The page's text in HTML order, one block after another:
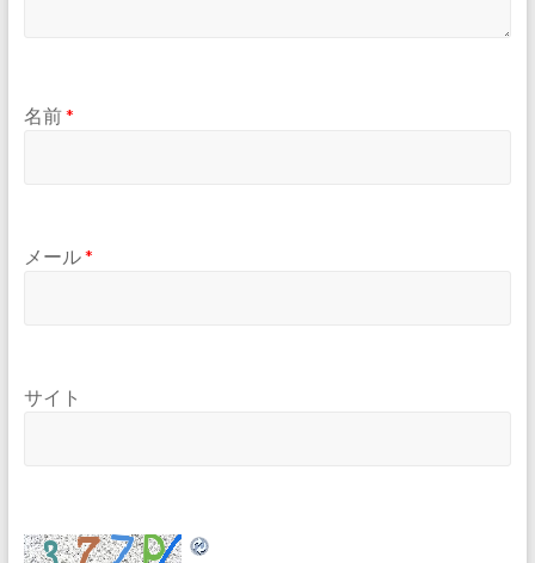
名前*
メール*
サイト